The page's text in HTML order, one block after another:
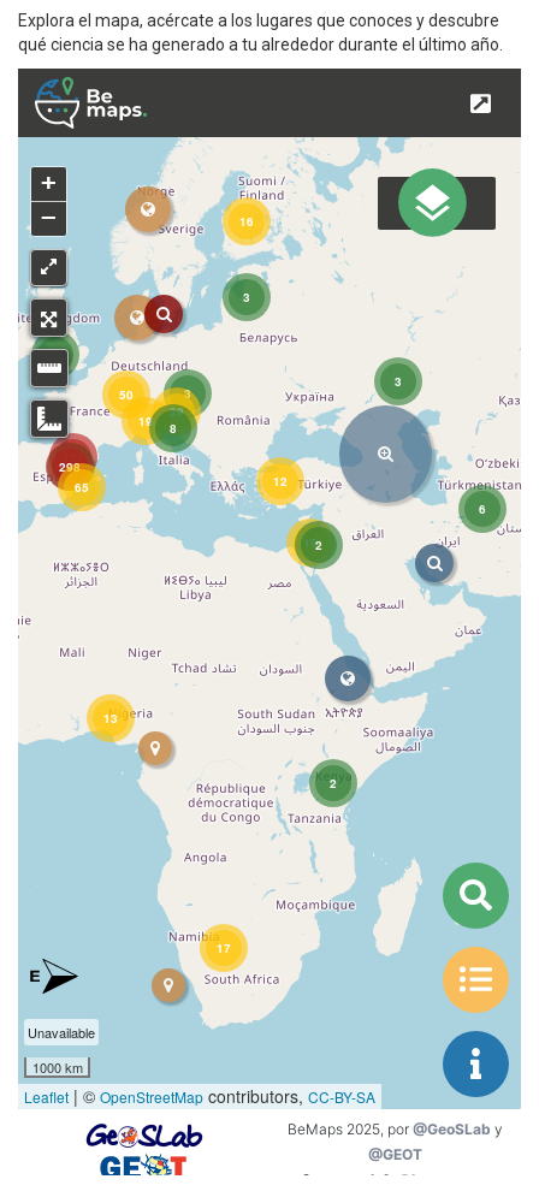
Explora el mapa, acércate a los lugares que conoces y descubre
qué ciencia se ha generado a tu alrededor durante el último año.